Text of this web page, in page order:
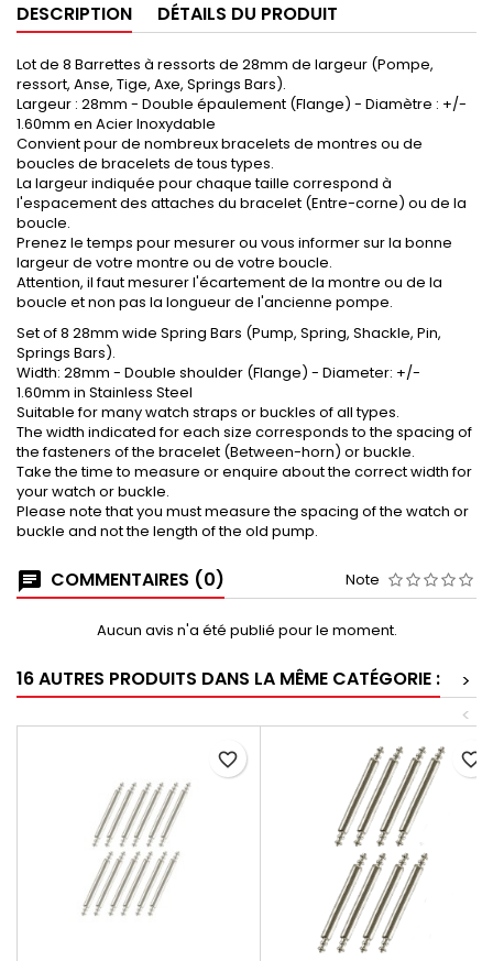
DESCRIPTION DÉTAILS DU PRODUIT
Lot de 8 Barrettes à ressorts de 28mm de largeur (Pompe,
ressort, Anse, Tige, Axe, Springs Bars).
Largeur : 28mm - Double épaulement (Flange) - Diamètre : +/-
1.60mm en Acier Inoxydable
Convient pour de nombreux bracelets de montres ou de
boucles de bracelets de tous types.
La largeur indiquée pour chaque taille correspond à
l'espacement des attaches du bracelet (Entre-corne) ou de la
boucle.
Prenez le temps pour mesurer ou vous informer sur la bonne
largeur de votre montre ou de votre boucle.
Attention, il faut mesurer l'écartement de la montre ou de la
boucle et non pas la longueur de l'ancienne pompe.
Set of 8 28mm wide Spring Bars (Pump, Spring, Shackle, Pin,
Springs Bars).
Width: 28mm - Double shoulder (Flange) - Diameter: +/-
1.60mm in Stainless Steel
Suitable for many watch straps or buckles of all types.
The width indicated for each size corresponds to the spacing of
the fasteners of the bracelet (Between-horn) or buckle.
Take the time to measure or enquire about the correct width for
your watch or buckle.
Please note that you must measure the spacing of the watch or
buckle and not the length of the old pump.
COMMENTAIRES (0) Note
Aucun avis n'a été publié pour le moment.
16 AUTRES PRODUITS DANS LA MÊME CATÉGORIE :
>
<
favorite_border favorite_border